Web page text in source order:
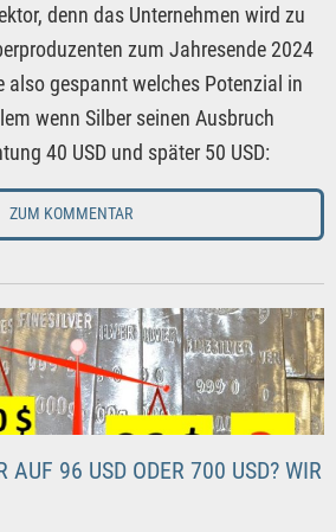
denn das Unternehmen wird zu
zum Jahresende 2024
also gespannt welches Potenzial in
wenn Silber seinen Ausbruch
40 USD und später 50 USD:
ZUM KOMMENTAR
AUF 96 USD ODER 700 USD? WIR